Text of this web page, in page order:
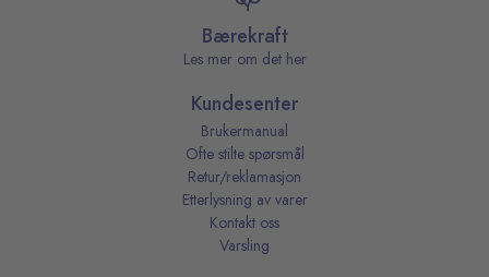
Bærekraft
Les mer om det her
Kundesenter
Brukermanual
Ofte stilte spørsmål
Retur/reklamasjon
Etterlysning av varer
Kontakt oss
Varsling